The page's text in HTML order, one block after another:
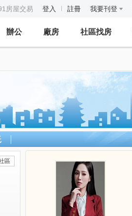
房屋交易 登入 註冊 我要刊登
辦公 廠房 社區找房
區